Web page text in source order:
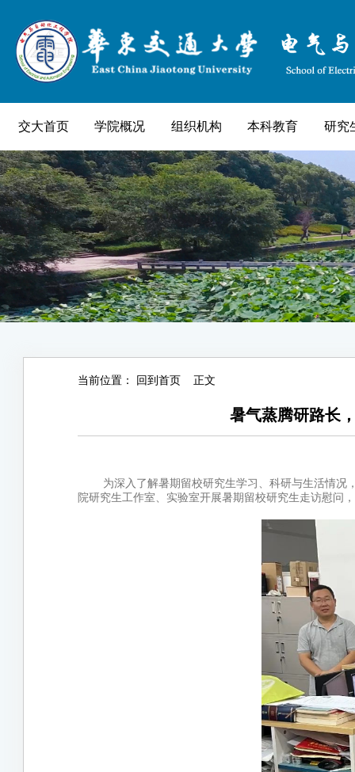
交大首页 学院概况 组织机构 本科教育 研究
当前位置： 回到首页 正文
暑气蒸腾研路长
为深入了解暑期留校研究生学习、科研与生活情况
院研究生工作室、实验室开展暑期留校研究生走访慰问